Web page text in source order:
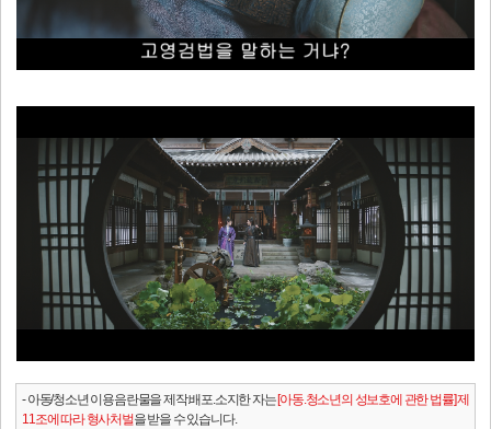
- 아동/청소년 이용음란물을 제작.배포.소지한 자는[아동.청소년의 성보호에 관한 법률] 제
11조에 따라 형사처벌을 받을 수 있습니다.